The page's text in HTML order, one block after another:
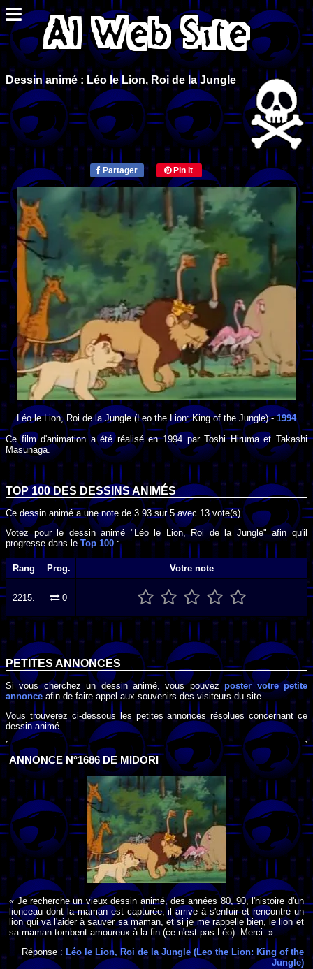
Dessin animé : Léo le Lion, Roi de la Jungle
Partager Pin it
Léo le Lion, Roi de la Jungle(Leo the Lion: King of the Jungle) -1994
Ce film d'animation a été réalisé en1994 parToshi HirumaetTakashi
Masunaga.
TOP 100 DES DESSINS ANIMÉS
Ce dessin animé a une note de3.93sur5avec 13vote(s).
Votez pour le dessin animé "Léo le Lion, Roi de la Jungle" afin qu'il
progresse dans leTop 100 :
Rang Prog. Votre note
2215. 0
PETITES ANNONCES
Si vous cherchez un dessin animé, vous pouvezposter votre petite
annonce afin de faire appel aux souvenirs des visiteurs du site.
Vous trouverez ci-dessous les petites annonces résolues concernant ce
dessin animé.
ANNONCE N°1686 DE MIDORI
« Je recherche un vieux dessin animé, des années 80, 90, l'histoire d'un
lionceau dont la maman est capturée, il arrive à s'enfuir et rencontre un
lion qui va l'aider à sauver sa maman, et si je me rappelle bien, le lion et
sa maman tombent amoureux à la fin (ce n'est pas Léo). Merci. »
Réponse : Léo le Lion, Roi de la Jungle (Leo the Lion: King of the
Jungle)